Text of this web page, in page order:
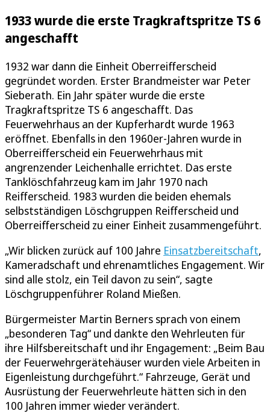
1933 wurde die erste Tragkraftspritze TS 6
angeschafft
1932 war dann die Einheit Oberreifferscheid
gegründet worden. Erster Brandmeister war Peter
Sieberath. Ein Jahr später wurde die erste
Tragkraftspritze TS 6 angeschafft. Das
Feuerwehrhaus an der Kupferhardt wurde 1963
eröffnet. Ebenfalls in den 1960er-Jahren wurde in
Oberreifferscheid ein Feuerwehrhaus mit
angrenzender Leichenhalle errichtet. Das erste
Tanklöschfahrzeug kam im Jahr 1970 nach
Reifferscheid. 1983 wurden die beiden ehemals
selbstständigen Löschgruppen Reifferscheid und
Oberreifferscheid zu einer Einheit zusammengeführt.
„Wir blicken zurück auf 100 Jahre Einsatzbereitschaft,
Kameradschaft und ehrenamtliches Engagement. Wir
sind alle stolz, ein Teil davon zu sein“, sagte
Löschgruppenführer Roland Mießen.
Bürgermeister Martin Berners sprach von einem
„besonderen Tag“ und dankte den Wehrleuten für
ihre Hilfsbereitschaft und ihr Engagement: „Beim Bau
der Feuerwehrgerätehäuser wurden viele Arbeiten in
Eigenleistung durchgeführt.“ Fahrzeuge, Gerät und
Ausrüstung der Feuerwehrleute hätten sich in den
100 Jahren immer wieder verändert.